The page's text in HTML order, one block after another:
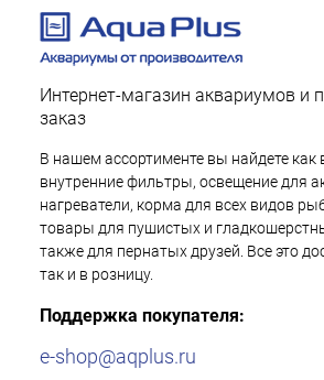
Интернет-магазин аквариумов и
заказ
В нашем ассортименте вы найдете как
внутренние фильтры, освещение для
нагреватели, корма для всех видов
товары для пушистых и
также для пернатых друзей. Все это
так и в розницу.
Поддержка покупателя:
e-shop@aqplus.ru